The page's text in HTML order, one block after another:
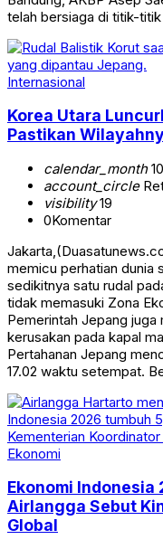
telah bersiaga di titik-
Internasional
Korea Utara
Pastikan
calendar_month
account_circle
visibility19
0Komentar
memicu perhatian dunia
sedikitnya satu rudal
tidak memasuki Zona
Pemerintah Jepang juga
kerusakan pada kapal
Pertahanan Jepang
17.02 waktu setempat.
Ekonomi
Ekonomi Indonesia
Airlangga Sebut
Global